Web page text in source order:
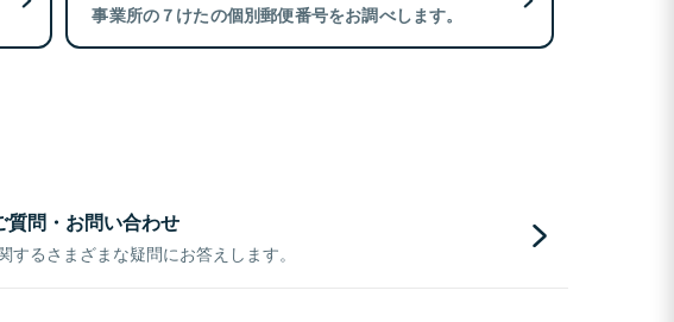
事業所の７けたの個別郵便番号をお調べします。
質問・お問い合わせ
するさまざまな疑問にお答えします。